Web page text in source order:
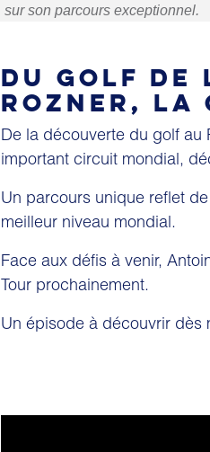
sur son parcours exceptionnel.
DU GOLF DE
ROZNER, LA
De la découverte du golf au
important circuit mondial,
Un parcours unique reflet
meilleur niveau mondial.
Face aux défis à venir,
Tour prochainement.
Un épisode à découvrir dès